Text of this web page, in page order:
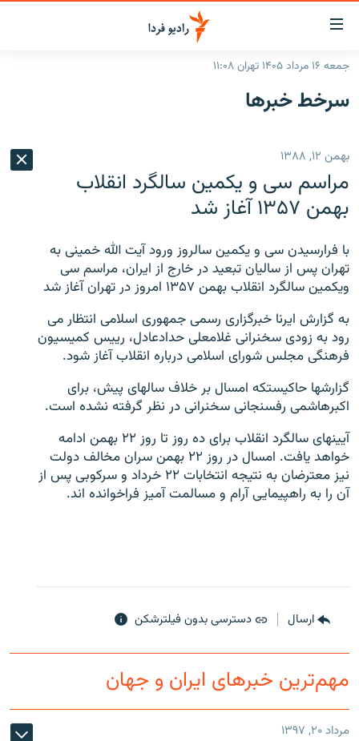
لینک‌های
قابلیت
دسترسی
بازگشت
اصلی
رفتن
صفحه
ایران
رادیو
انتخاب کنید و بشنوید
فرکانس‌ها
پادکست
گزارش‌های تصویری
گزارش‌های ویدئویی
زنان فردا
English
به ما بپیوندید
زبان‌های دیگر
جمعه ۱۶ مرداد ۱۴۰۵ تهران ۱۱:۰۸
سرخط‌ خبرها
بهمن ۱۲, ۱۳۸۸
مراسم سى و يكمين سالگرد انقلاب
بهمن ۱۳۵۷ آغاز شد
با فرارسيدن سى و يكمين سالروز ورود آيت الله خمينى به
تهران پس از ساليان تبعيد در خارج از ايران، مراسم سى
‌ويكمين سالگرد انقلاب بهمن ۱۳۵۷ امروز در تهران آغاز شد
به گزارش ايرنا خبرگزارى رسمى جمهورى اسلامى انتظار مى
رود به زودى سخنرانى غلامعلى حدادعادل، رييس كميسيون
فرهنگى مجلس شوراى اسلامى درباره انقلاب آغاز شود.
گزارشها حاكيستكه امسال بر خلاف سالهاى پيش، براى
اكبرهاشمى رفسنجانى سخنرانى در نظر گرفته نشده است.
آيينهاى سالگرد انقلاب براى ده روز تا روز ۲۲ بهمن ادامه
خواهد يافت. امسال در روز ۲۲ بهمن سران مخالف دولت
نيز معترضان به نتيجه انتخابات ۲۲ خرداد و سركوبى پس از
آن را به راهپيمايى آرام و مسالمت آميز فراخوانده اند.
ارسال دسترسی بدون فیلترشکن
مهم‌ترین خبرهای ایران و جهان
مرداد ۲۰, ۱۳۹۷